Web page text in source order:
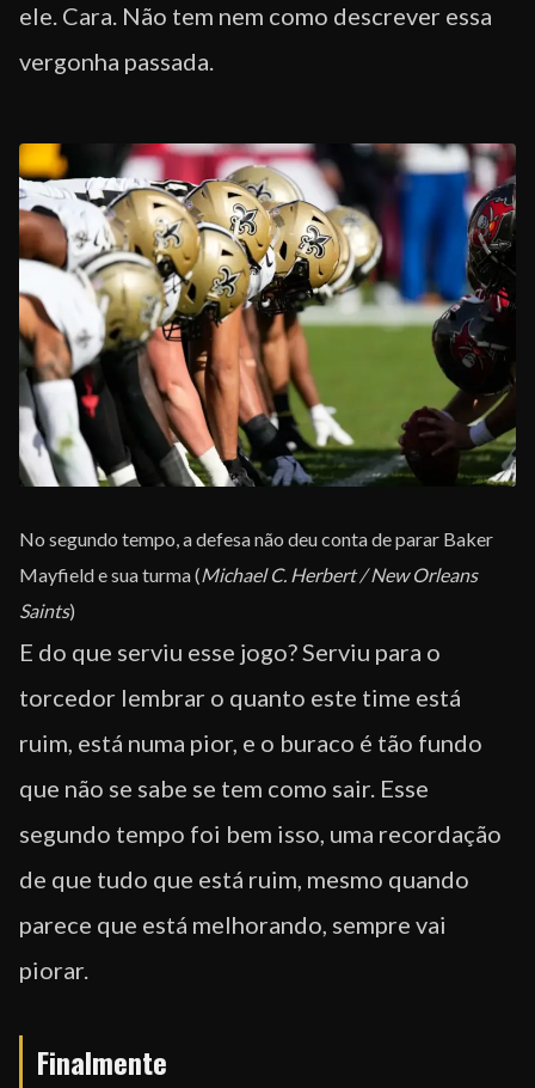
ele. Cara. Não tem nem como descrever essa
vergonha passada.
No segundo tempo, a defesa não deu conta de parar Baker
Mayfield e sua turma (Michael C. Herbert / New Orleans
Saints)
E do que serviu esse jogo? Serviu para o
torcedor lembrar o quanto este time está
ruim, está numa pior, e o buraco é tão fundo
que não se sabe se tem como sair. Esse
segundo tempo foi bem isso, uma recordação
de que tudo que está ruim, mesmo quando
parece que está melhorando, sempre vai
piorar.
Finalmente